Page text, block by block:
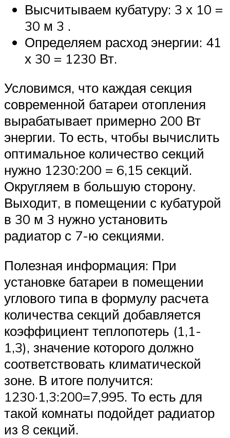
Высчитываем кубатуру: 3 х 10 =
30 м 3 .
Определяем расход энергии: 41
х 30 = 1230 Вт.
Условимся, что каждая секция
современной батареи отопления
вырабатывает примерно 200 Вт
энергии. То есть, чтобы вычислить
оптимальное количество секций
нужно 1230:200 = 6,15 секций.
Округляем в большую сторону.
Выходит, в помещении с кубатурой
в 30 м 3 нужно установить
радиатор с 7-ю секциями.
Полезная информация: При
установке батареи в помещении
углового типа в формулу расчета
количества секций добавляется
коэффициент теплопотерь (1,1-
1,3), значение которого должно
соответствовать климатической
зоне. В итоге получится:
1230·1,3:200=7,995. То есть для
такой комнаты подойдет радиатор
из 8 секций.